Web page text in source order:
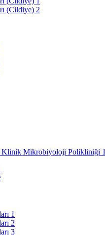
(Cildiye) 2
Klinik Mikrobiyoloji Polikliniği 1
1
2
3